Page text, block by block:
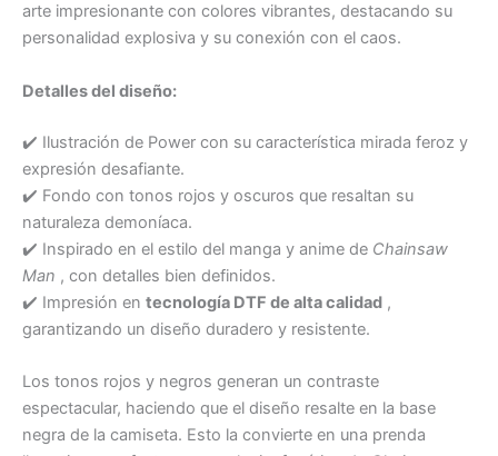
arte impresionante con colores vibrantes, destacando su
personalidad explosiva y su conexión con el caos.
Detalles del diseño:
✔️ Ilustración de Power con su característica mirada feroz y
expresión desafiante.
✔️ Fondo con tonos rojos y oscuros que resaltan su
naturaleza demoníaca.
✔️ Inspirado en el estilo del manga y anime de Chainsaw
Man , con detalles bien definidos.
✔️ Impresión en tecnología DTF de alta calidad ,
garantizando un diseño duradero y resistente.
Los tonos rojos y negros generan un contraste
espectacular, haciendo que el diseño resalte en la base
negra de la camiseta. Esto la convierte en una prenda